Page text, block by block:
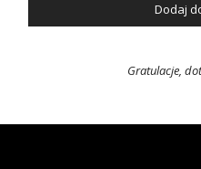
Dodaj
Gratulacje,